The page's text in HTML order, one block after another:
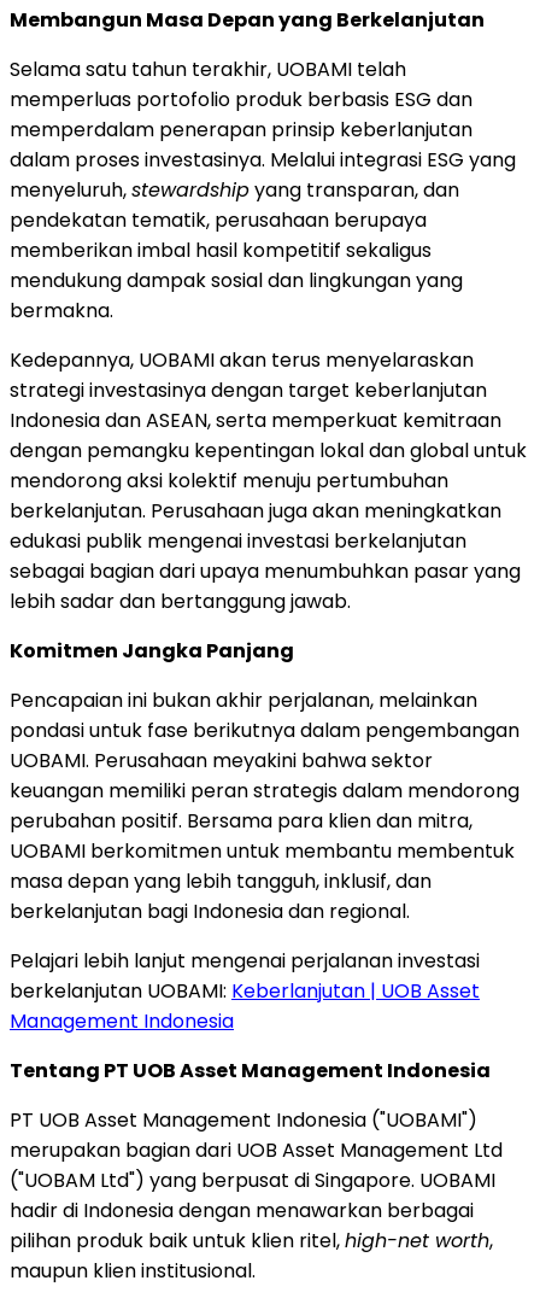
Membangun Masa Depan yang Berkelanjutan
Selama satu tahun terakhir, UOBAMI telah
memperluas portofolio produk berbasis ESG dan
memperdalam penerapan prinsip keberlanjutan
dalam proses investasinya. Melalui integrasi ESG yang
menyeluruh,stewardshipyang transparan, dan
pendekatan tematik, perusahaan berupaya
memberikan imbal hasil kompetitif sekaligus
mendukung dampak sosial dan lingkungan yang
bermakna.
Kedepannya, UOBAMI akan terus menyelaraskan
strategi investasinya dengan target keberlanjutan
Indonesiadan ASEAN, serta memperkuat kemitraan
dengan pemangku kepentingan lokal dan global untuk
mendorong aksi kolektif menuju pertumbuhan
berkelanjutan. Perusahaan juga akan meningkatkan
edukasi publik mengenai investasi berkelanjutan
sebagai bagian dari upaya menumbuhkan pasar yang
lebih sadar dan bertanggung jawab.
Komitmen Jangka Panjang
Pencapaian ini bukan akhir perjalanan, melainkan
pondasi untuk fase berikutnya dalam pengembangan
UOBAMI. Perusahaan meyakini bahwa sektor
keuangan memiliki peran strategis dalam mendorong
perubahan positif. Bersama para klien dan mitra,
UOBAMI berkomitmen untuk membantu membentuk
masa depan yang lebih tangguh, inklusif, dan
berkelanjutan bagi Indonesiadan regional.
Pelajari lebih lanjut mengenai perjalanan investasi
berkelanjutan UOBAMI: Keberlanjutan | UOB Asset
Management Indonesia
Tentang PT UOB Asset Management Indonesia
PT UOB Asset Management Indonesia ("UOBAMI")
merupakan bagian dari UOB Asset Management Ltd
("UOBAM Ltd") yang berpusat diSingapore. UOBAMI
hadir di Indonesiadengan menawarkan berbagai
pilihan produk baik untuk klien ritel,high-net worth,
maupun klien institusional.